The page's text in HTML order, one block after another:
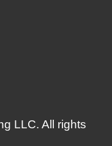
LLC. All rights